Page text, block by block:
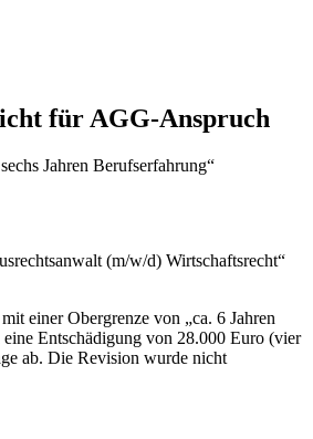
für AGG-Anspruch
Jahren Berufserfahrung“
(m/w/d) Wirtschaftsrecht“
einer Obergrenze von „ca. 6 Jahren
Entschädigung von 28.000 Euro (vier
ab. Die Revision wurde nicht